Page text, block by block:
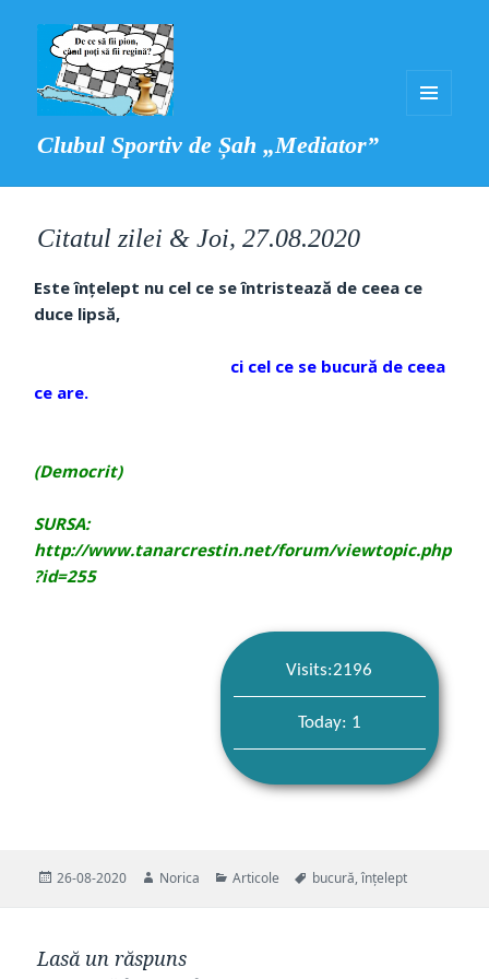
Clubul Sportiv de Șah „Mediator”
Citatul zilei & Joi, 27.08.2020
Este înțelept nu cel ce se întristează de ceea ce
duce lipsă,
ci cel ce se bucură de ceea
ce are.
(Democrit)
SURSA:
http://www.tanarcrestin.net/forum/viewtopic.php
?id=255
Visits:2196
Today: 1
Publicat
26-08-2020 Autor
Norica Categorii
Articole Etichete
bucură,înțelept
Lasă un răspuns